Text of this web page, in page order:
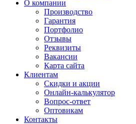
О компании
Производство
Гарантия
Портфолио
Отзывы
Реквизиты
Вакансии
Карта сайта
Клиентам
Скидки и акции
Онлайн-калькулятор
Вопрос-ответ
Оптовикам
Контакты